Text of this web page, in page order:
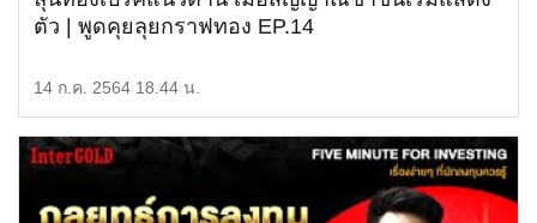
ตัว | พูดคุยลุยกราฟทอง EP.14
14 ก.ค. 2564 18.44 น.